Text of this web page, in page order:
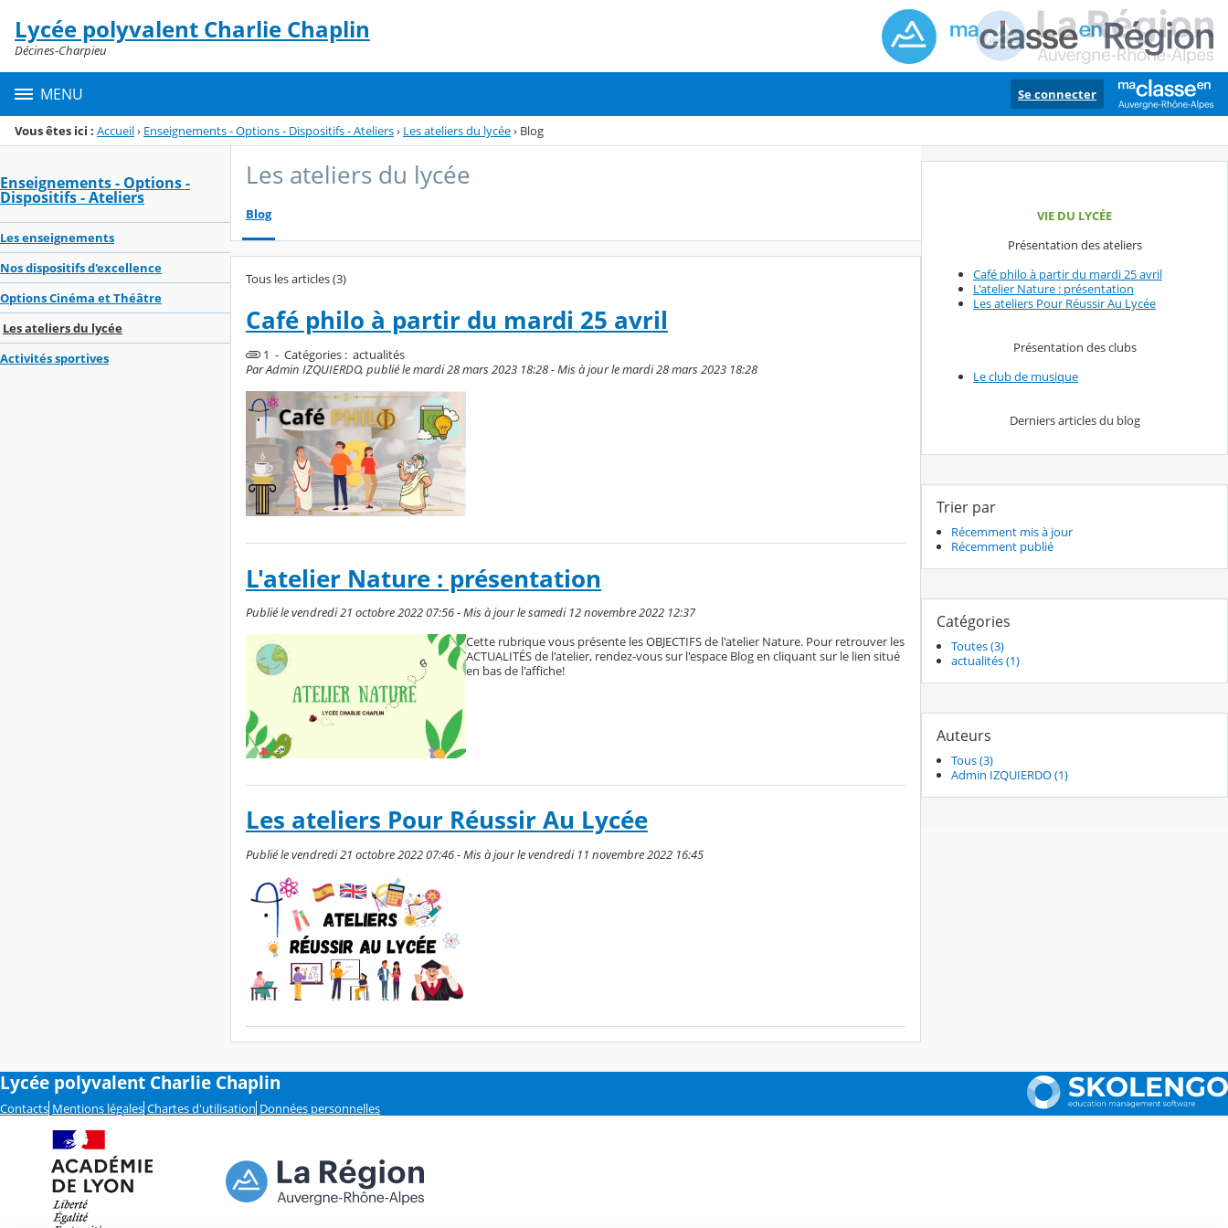
Menu de la rubrique
Contenu
Lycée polyvalent Charlie Chaplin
Décines-Charpieu
MENU Se connecter
Vous êtes ici : Accueil› Enseignements - Options - Dispositifs - Ateliers› Les ateliers du lycée› Blog
Enseignements - Options -
Dispositifs - Ateliers
Les enseignements
Nos dispositifs d'excellence
Options Cinéma et Théâtre
Les ateliers du lycée
Activités sportives
Les ateliers du lycée
Blog
Tous les articles (3)
Café philo à partir du mardi 25 avril
1 - Catégories : actualités
Par Admin IZQUIERDO, publié le mardi 28 mars 2023 18:28 - Mis à jour le mardi 28 mars 2023 18:28
L'atelier Nature : présentation
Publié le vendredi 21 octobre 2022 07:56 - Mis à jour le samedi 12 novembre 2022 12:37
Cette rubrique vous présente les OBJECTIFS de l'atelier Nature. Pour retrouver les
ACTUALITÉS de l'atelier, rendez-vous sur l'espace Blog en cliquant sur le lien situé
en bas de l'affiche!
Les ateliers Pour Réussir Au Lycée
Publié le vendredi 21 octobre 2022 07:46 - Mis à jour le vendredi 11 novembre 2022 16:45
VIE DU LYCÉE
Présentation des ateliers
Café philo à partir du mardi 25 avril
L'atelier Nature : présentation
Les ateliers Pour Réussir Au Lycée
Présentation des clubs
Le club de musique
Derniers articles du blog
Trier par
Récemment mis à jour
Récemment publié
Catégories
Toutes (3)
actualités (1)
Auteurs
Tous (3)
Admin IZQUIERDO (1)
Lycée polyvalent Charlie Chaplin
Contacts Mentions légales Chartes d'utilisation Données personnelles